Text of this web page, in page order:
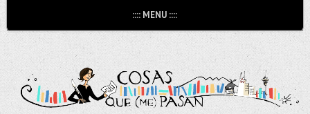
:::: MENU ::::